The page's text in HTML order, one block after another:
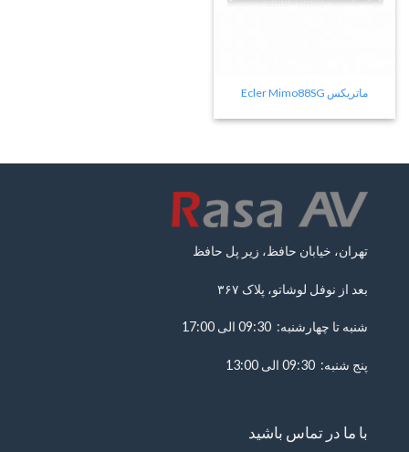
ماتریکس Ecler Mimo88SG
تهران، خیابان حافظ، زیر پل حافظ
بعد از نوفل لوشاتو، پلاک ۳۶۷
شنبه تا چهارشنبه: 09:30 الی 17:00
پنج شنبه: 09:30 الی 13:00
با ما در تماس باشید